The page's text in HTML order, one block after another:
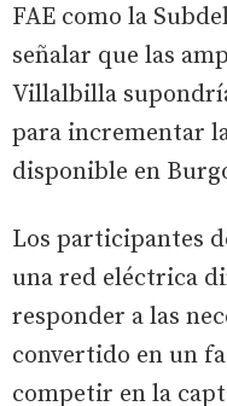
FAE como la
señalar que las
Villalbilla
para incrementar
disponible en
Los participantes
una red eléctrica
responder a las
convertido en un
competir en la